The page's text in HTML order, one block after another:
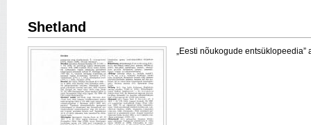
Shetland
„Eesti nõukogude